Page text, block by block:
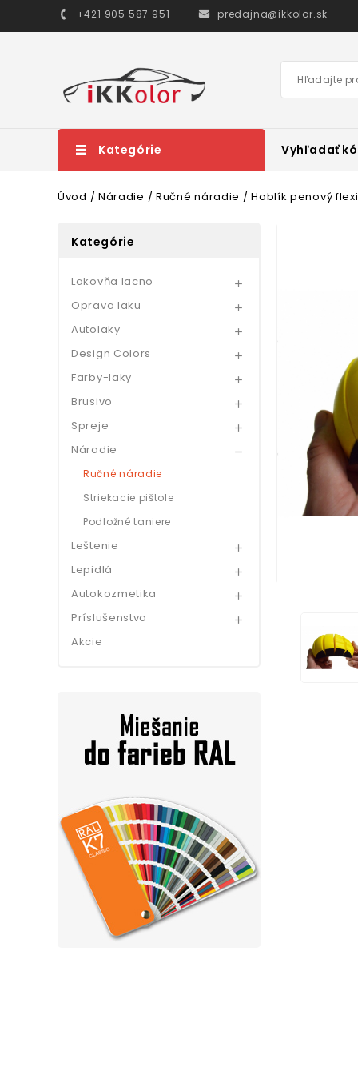
+421 905 587 951 predajna@ikkolor.sk
Kategórie Vyhľadať
Úvod Náradie Ručné náradie Hoblík penový
Kategórie
Lakovňa lacno 
Oprava laku 
Autolaky 
Design Colors 
Farby-laky 
Brusivo 
Spreje 
Náradie 
Ručné náradie
Striekacie pištole
Podložné taniere
Leštenie 
Lepidlá 
Autokozmetika 
Príslušenstvo 
Akcie